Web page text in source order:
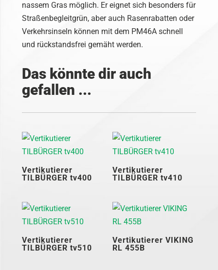
nassem Gras möglich. Er eignet sich besonders für
Straßenbegleitgrün, aber auch Rasenrabatten oder
Verkehrsinseln können mit dem PM46A schnell
und rückstandsfrei gemäht werden.
Das könnte dir auch
gefallen ...
Vertikutierer
TILBÜRGER tv400
Vertikutierer
TILBÜRGER tv410
Vertikutierer
TILBÜRGER tv510
Vertikutierer VIKING
RL 455B